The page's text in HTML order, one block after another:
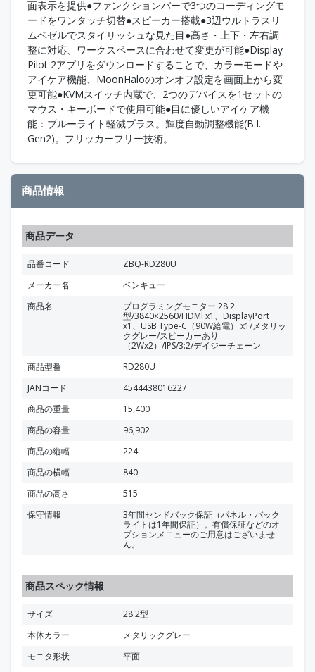
面表示を提供●ファンクションバーで3つのコーディングモ
ードをワンタッチ切替●スピーカー搭載●3辺ウルトラスリ
ムベゼルでスタイリッシュな見た目●高さ・上下・左右調
整に対応、ワークスペースに合わせて変更が可能●Display
Pilot 2アプリをダウンロードすることで、カラーモードや
アイケア機能、MoonHaloのオンオフ設定を画面上から変
更可能●KVMスイッチ内蔵で、2つのデバイスを1セットの
マウス・キーボードで使用可能●目に優しいアイケア機
能：ブルーライト軽減プラス。輝度自動調整機能(B.I.
Gen2)。フリッカーフリー技術。
商品情報
商品データ
品番コード
ZBQ-RD280U
メーカー名
ベンキュー
商品名
プログラミングモニター 28.2
型/3840×2560/HDMI x1、DisplayPort
x1、USB Type-C（90W給電） x1/メタリッ
クグレー/スピーカーあり
（2Wx2）/IPS/3:2/デイジーチェーン
商品型番
RD280U
JANコード
4544438016227
商品の重量
15,400
商品の容量
96,902
商品の縦幅
224
商品の横幅
840
商品の高さ
515
保守情報
3年間センドバック保証（パネル・バック
ライトは1年間保証）。有償保証などのオ
プションメニューのご用意はございませ
ん。
商品スペック情報
サイズ
28.2型
本体カラー
メタリックグレー
モニタ形状
平面